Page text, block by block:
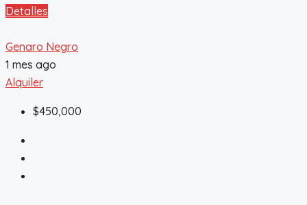
Detalles
Genaro Negro
1 mes ago
Alquiler
$450,000